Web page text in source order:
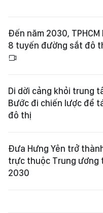
Đến năm 2030,
8 tuyến đường sắt đô
Di dời cảng khỏi trung
Bước đi chiến lược để
đô thị
Đưa Hưng Yên trở
trực thuộc Trung ương
2030